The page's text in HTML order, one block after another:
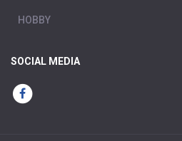
HOBBY
SOCIAL MEDIA